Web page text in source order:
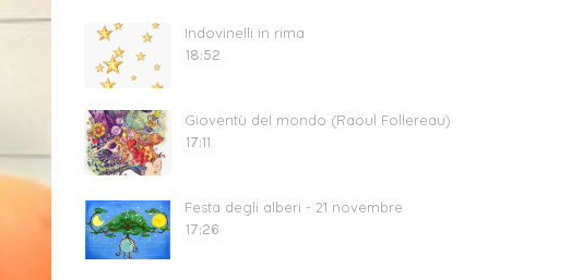
Indovinelli in rima
18:52
Gioventù del mondo (Raoul Follereau)
17:11
Festa degli alberi - 21 novembre
17:26